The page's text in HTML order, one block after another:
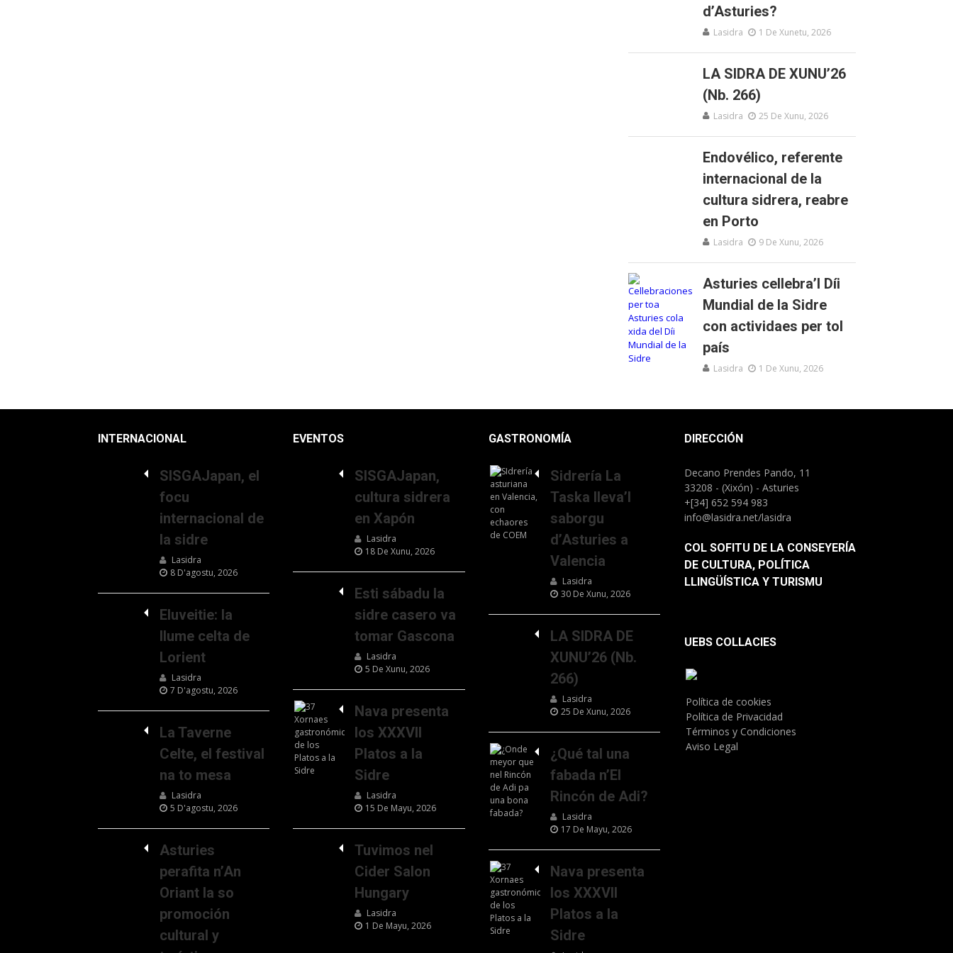
d’Asturies?
Lasidra 1 De Xunetu, 2026
LA SIDRA DE XUNU’26
(Nb. 266)
Lasidra 25 De Xunu, 2026
Endovélico, referente
internacional de la
cultura sidrera, reabre
en Porto
Lasidra 9 De Xunu, 2026
Asturies cellebra’l Díi
Mundial de la Sidre
con actividaes per tol
país
Lasidra 1 De Xunu, 2026
INTERNACIONAL
SISGAJapan, el
focu
internacional de
la sidre
Lasidra
8 D'agostu, 2026
Eluveitie: la
llume celta de
Lorient
Lasidra
7 D'agostu, 2026
La Taverne
Celte, el festival
na to mesa
Lasidra
5 D'agostu, 2026
Asturies
perafita n’An
Oriant la so
promoción
cultural y
EVENTOS
SISGAJapan,
cultura sidrera
en Xapón
Lasidra
18 De Xunu, 2026
Esti sábadu la
sidre casero va
tomar Gascona
Lasidra
5 De Xunu, 2026
Nava presenta
los XXXVII
Platos a la
Sidre
Lasidra
15 De Mayu, 2026
Tuvimos nel
Cider Salon
Hungary
Lasidra
1 De Mayu, 2026
GASTRONOMÍA
Sidrería La
Taska lleva’l
saborgu
d’Asturies a
Valencia
Lasidra
30 De Xunu, 2026
LA SIDRA DE
XUNU’26 (Nb.
266)
Lasidra
25 De Xunu, 2026
¿Qué tal una
fabada n’El
Rincón de Adi?
Lasidra
17 De Mayu, 2026
Nava presenta
los XXXVII
Platos a la
Sidre
DIRECCIÓN
Decano Prendes Pando, 11
33208 - (Xixón) - Asturies
+[34] 652 594 983
info@lasidra.net/lasidra
COL SOFITU DE LA CONSEYERÍA
DE CULTURA, POLÍTICA
LLINGÜÍSTICA Y TURISMU
UEBS COLLACIES
Política de cookies
Política de Privacidad
Términos y Condiciones
Aviso Legal